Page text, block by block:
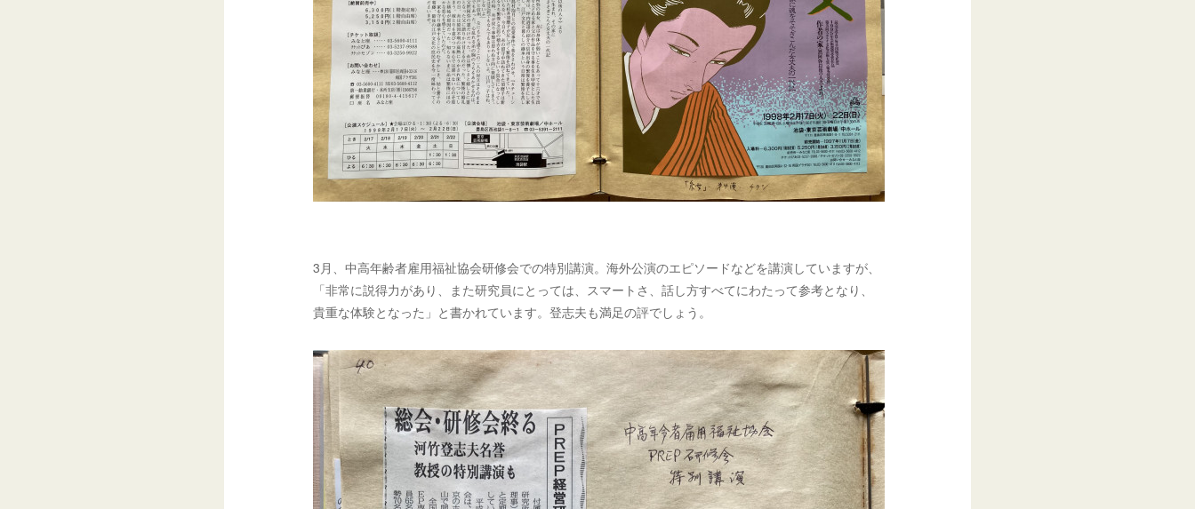
3月、中高年齢者雇用福祉協会研修会での特別講演。海外公演のエピソードなどを講演していますが、
「非常に説得力があり、また研究員にとっては、スマートさ、話し方すべてにわたって参考となり、
貴重な体験となった」と書かれています。登志夫も満足の評でしょう。